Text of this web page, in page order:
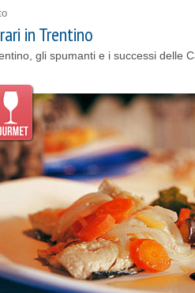
in Trentino
gli spumanti e i successi delle